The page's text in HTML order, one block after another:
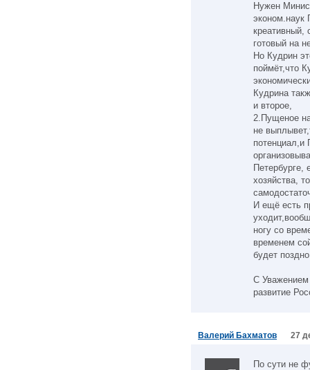
Нужен
эконом.наук
креативный,
готовый на
Но Кудрин
поймёт,что
Кудрина
и второе,
2.Пущеное
не
потенциал,и
Петербурге,
хозяйства,
И ещё есть
ногу со
временем
будет
C Уважением
развитие
Валерий Бахматов 27
По сути не